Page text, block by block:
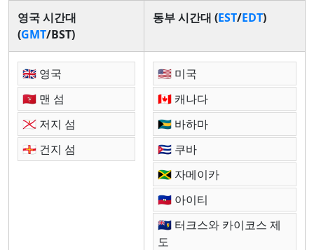
영국 시간대
(GMT/BST)
동부 시간대 (EST/EDT)
🇬🇧 영국
🇮🇲 맨 섬
🇯🇪 저지 섬
🇬🇬 건지 섬
🇺🇸 미국
🇨🇦 캐나다
🇧🇸 바하마
🇨🇺 쿠바
🇯🇲 자메이카
🇭🇹 아이티
🇹🇨 터크스와 카이코스 제
도